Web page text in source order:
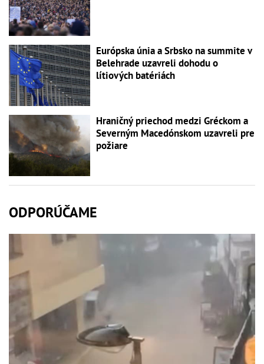
Európska únia a Srbsko na summite v
Belehrade uzavreli dohodu o
lítiových batériách
Hraničný priechod medzi Gréckom a
Severným Macedónskom uzavreli pre
požiare
ODPORÚČAME